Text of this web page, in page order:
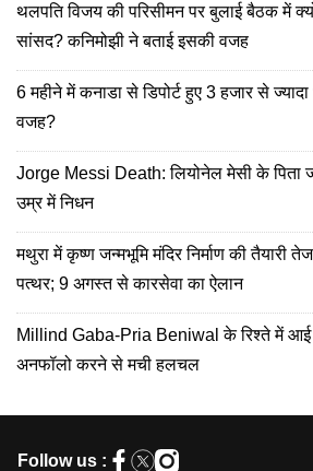
थलपति विजय की परिसीमन पर बुलाई बैठक में
सांसद? कनिमोझी ने बताई इसकी वजह
6 महीने में कनाडा से डिपोर्ट हुए 3 हजार से
वजह?
Jorge Messi Death: लियोनेल मेसी के पिता
उम्र में निधन
मथुरा में कृष्ण जन्मभूमि मंदिर निर्माण की तैयारी
पत्थर; 9 अगस्त से कारसेवा का ऐलान
Millind Gaba-Pria Beniwal के रिश्ते में आई
अनफॉलो करने से मची हलचल
Follow us :